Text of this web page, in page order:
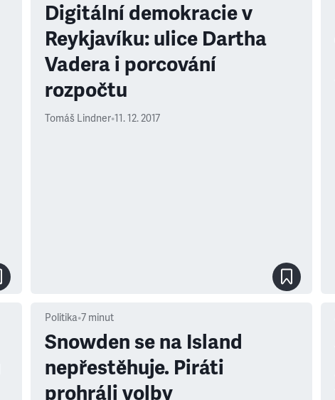
Digitální demokracie v
Reykjavíku: ulice Dartha
Vadera i porcování
rozpočtu
Tomáš Lindner•11. 12. 2017
Politika•7 minut
Snowden se na Island
nepřestěhuje. Piráti
prohráli volby